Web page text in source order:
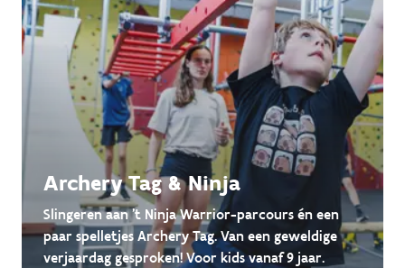
Archery Tag & Ninja
Slingeren aan 't Ninja Warrior-parcours én een
paar spelletjes Archery Tag. Van een geweldige
verjaardag gesproken! Voor kids vanaf 9 jaar.